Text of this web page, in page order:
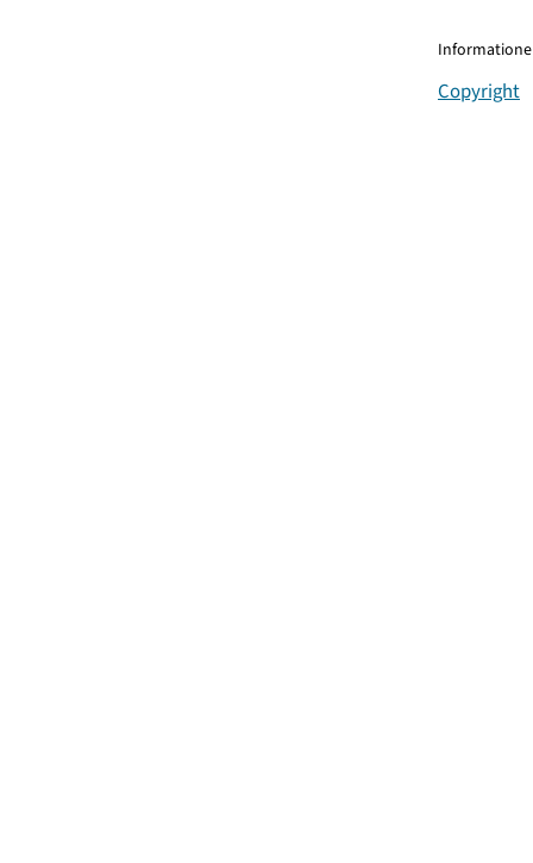
Copyright